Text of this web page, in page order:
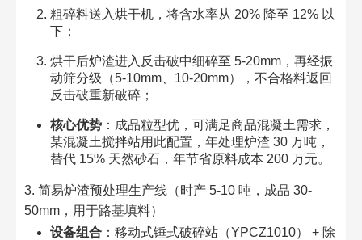
粗碎料送入烘干机，将含水率从 20% 降至 12% 以
下；​
烘干后炉渣进入反击破中细碎至 5-20mm，再经振
动筛分级（5-10mm、10-20mm），不合格料返回
反击破重新破碎；​
核心优势：成品粒型优，可满足商品混凝土需求，
某混凝土搅拌站用此配置，年处理炉渣 30 万吨，
替代 15% 天然砂石，年节省原料成本 200 万元。​
3. 简易炉渣预处理生产线（时产 5-10 吨，成品 30-
50mm，用于路基填料）​
设备组合：移动式锤式破碎站（YPCZ1010） + 除